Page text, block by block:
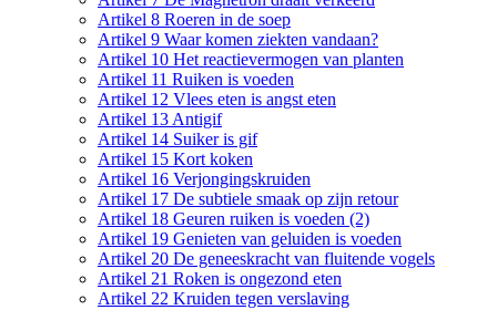
Artikel 8 Roeren in de soep
Artikel 9 Waar komen ziekten vandaan?
Artikel 10 Het reactievermogen van planten
Artikel 11 Ruiken is voeden
Artikel 12 Vlees eten is angst eten
Artikel 13 Antigif
Artikel 14 Suiker is gif
Artikel 15 Kort koken
Artikel 16 Verjongingskruiden
Artikel 17 De subtiele smaak op zijn retour
Artikel 18 Geuren ruiken is voeden (2)
Artikel 19 Genieten van geluiden is voeden
Artikel 20 De geneeskracht van fluitende vogels
Artikel 21 Roken is ongezond eten
Artikel 22 Kruiden tegen verslaving